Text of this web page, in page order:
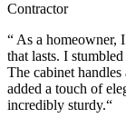
Contractor
“ As a homeowner,
that lasts. I
The cabinet
added a touch of
incredibly sturdy.“